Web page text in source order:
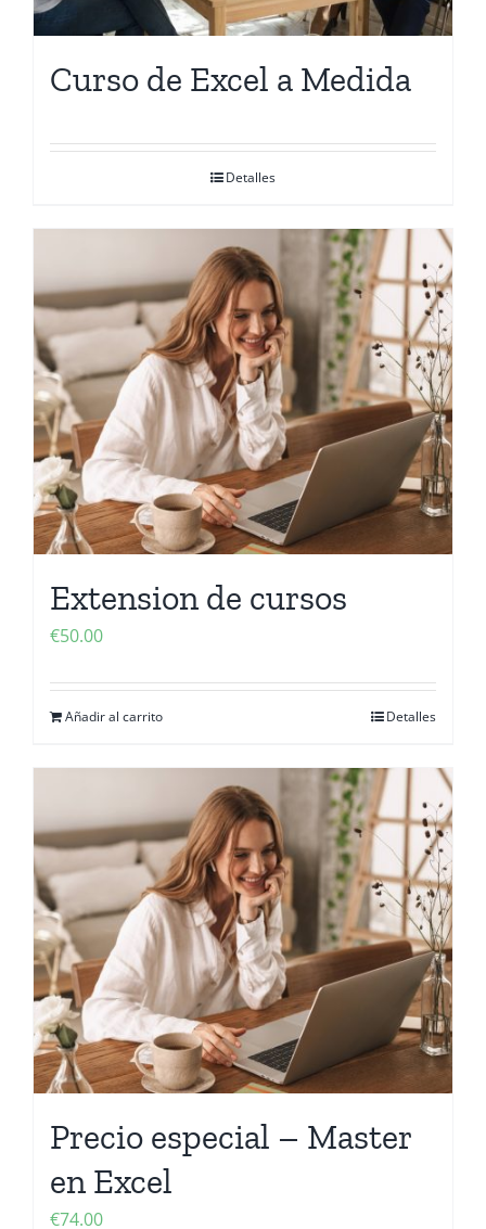
Curso de Excel a Medida
Detalles
Extension de cursos
€50.00
Añadir al carrito Detalles
Precio especial – Master
en Excel
€74.00